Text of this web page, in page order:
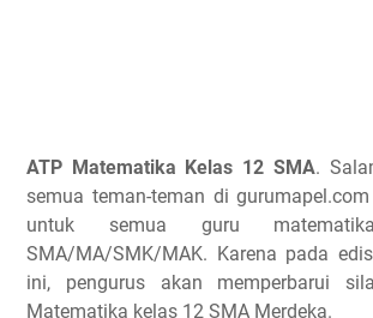
ATP Matematika Kelas 12 SMA.
semua teman-teman di
untuk semua guru
SMA/MA/SMK/MAK. Karena pada
ini, pengurus akan memperbarui
Matematika kelas 12 SMA Merdeka.